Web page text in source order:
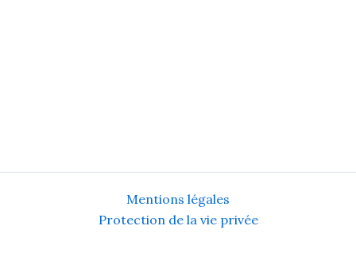
Mentions légales
Protection de la vie privée